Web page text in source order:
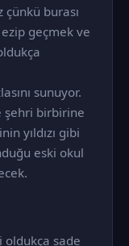
çünkü burası
geçmek ve
sunuyor.
şehri birbirine
yıldızı gibi
eski okul
oldukça sade